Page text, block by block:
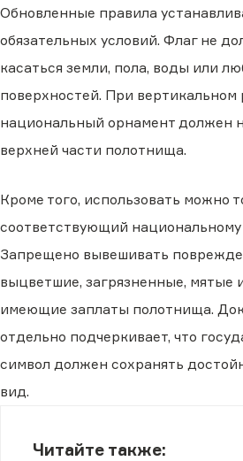
Обновленные правила
обязательных условий. Флаг не
касаться земли, пола, воды или
поверхностей. При
национальный орнамент должен
верхней части полотнища.
Кроме того, использовать можно
соответствующий национальному
Запрещено вывешивать
выцветшие, загрязненные, мятые
имеющие заплаты полотнища.
отдельно подчеркивает, что
символ должен сохранять
вид.
Читайте также: